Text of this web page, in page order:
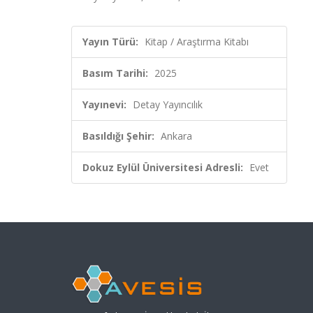
Yayın Türü: Kitap / Araştırma Kitabı
Basım Tarihi: 2025
Yayınevi: Detay Yayıncılık
Basıldığı Şehir: Ankara
Dokuz Eylül Üniversitesi Adresli: Evet